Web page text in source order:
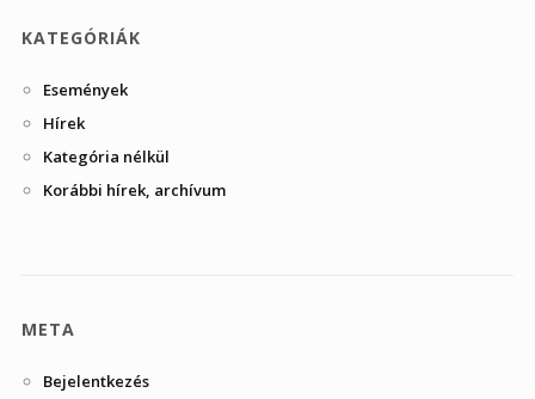
KATEGÓRIÁK
Események
Hírek
Kategória nélkül
Korábbi hírek, archívum
META
Bejelentkezés